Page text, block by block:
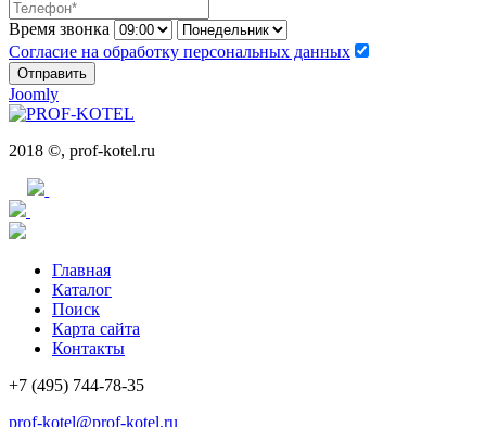
Время звонка
Согласие на обработку персональных данных
Отправить
Joomly
2018 ©, prof-kotel.ru
Главная
Каталог
Поиск
Карта сайта
Контакты
+7 (495) 744-78-35
prof-kotel@prof-kotel.ru